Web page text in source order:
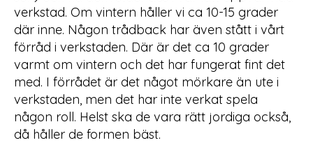
verkstad. Om vintern håller vi ca 10-15 grader
där inne. Någon trådback har även stått i vårt
förråd i verkstaden. Där är det ca 10 grader
varmt om vintern och det har fungerat fint det
med. I förrådet är det något mörkare än ute i
verkstaden, men det har inte verkat spela
någon roll. Helst ska de vara rätt jordiga också,
då håller de formen bäst.